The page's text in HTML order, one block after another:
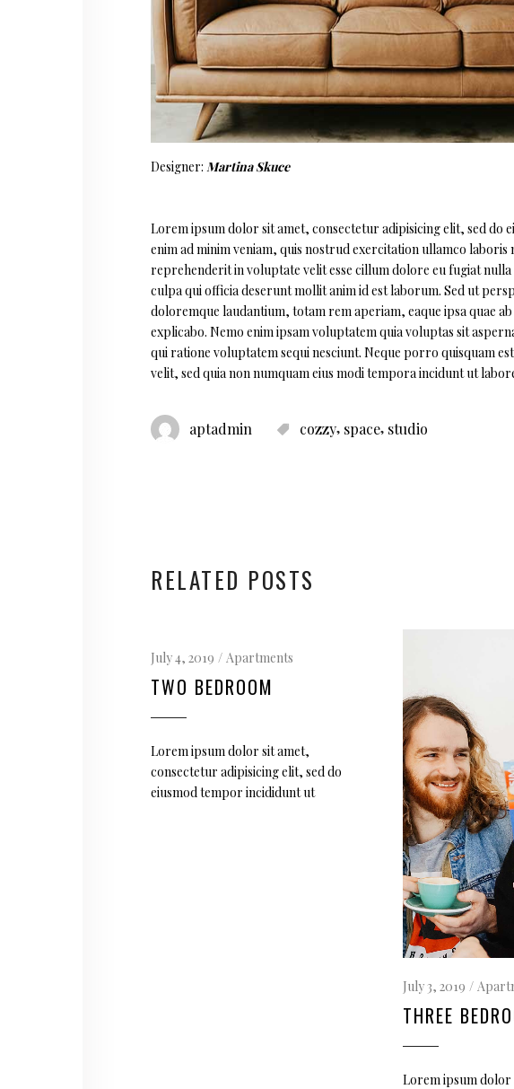
Designer: Martina Skuce
Lorem ipsum dolor sit amet, consectetur adipisicing elit, sed
enim ad minim veniam, quis nostrud exercitation ullamco
reprehenderit in voluptate velit esse cillum dolore eu fugiat
culpa qui officia deserunt mollit anim id est laborum. Sed ut
doloremque laudantium, totam rem aperiam, eaque ipsa quae
explicabo. Nemo enim ipsam voluptatem quia voluptas sit
qui ratione voluptatem sequi nesciunt. Neque porro quisquam
velit, sed quia non numquam eius modi tempora incidunt ut
aptadmin cozzy, space, studio
RELATED POSTS
July 4, 2019 Apartments
TWO BEDROOM
Lorem ipsum dolor sit amet,
consectetur adipisicing elit, sed do
eiusmod tempor incididunt ut
July 3, 2019
THREE
Lorem ipsum dolor